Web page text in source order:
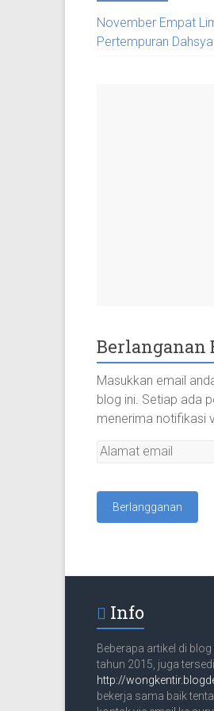
November Empat
Pertempuran
Berlanganan
Masukkan email
blog ini. Setiap ada
menerima notifikasi
A
a
a
i
l
Info
Beberapa artikel di
tahun 2015, juga
http://
bekerja sama baik